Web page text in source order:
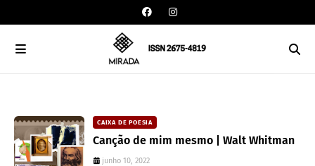
CAIXA DE POESIA
Canção de mim mesmo | Walt Whitman
junho 10, 2022